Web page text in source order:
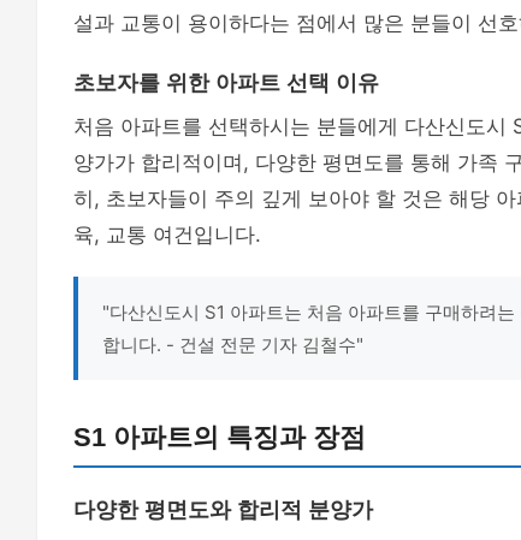
설과 교통이 용이하다는 점에서 많은 분들이 선
초보자를 위한 아파트 선택 이유
처음 아파트를 선택하시는 분들에게 다산신도시
양가가 합리적이며, 다양한 평면도를 통해 가족
히, 초보자들이 주의 깊게 보아야 할 것은 해당
육, 교통 여건입니다.
"다산신도시 S1 아파트는 처음 아파트를 구매하려
합니다. - 건설 전문 기자 김철수"
S1 아파트의 특징과 장점
다양한 평면도와 합리적 분양가